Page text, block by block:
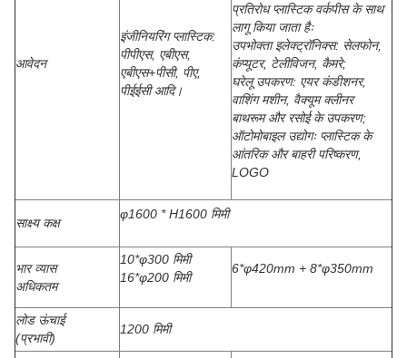
आवेदन
इंजीनियरिंग प्लास्टिक:
पीपीएस, एबीएस,
एबीएस+पीसी, पीए,
पीईईसी आदि।
प्रतिरोध प्लास्टिक वर्कपीस के साथ
लागू किया जाता हैः
उपभोक्ता इलेक्ट्रॉनिक्स: सेलफोन,
कंप्यूटर, टेलीविजन, कैमरे;
घरेलू उपकरण: एयर कंडीशनर,
वाशिंग मशीन, वैक्यूम क्लीनर
बाथरूम और रसोई के उपकरण;
ऑटोमोबाइल उद्योगः प्लास्टिक के
आंतरिक और बाहरी परिष्करण,
LOGO
साक्ष्य कक्ष
φ1600 * H1600 मिमी
भार व्यास
अधिकतम
10*φ300 मिमी
16*φ200 मिमी
6*φ420mm + 8*φ350mm
लोड ऊंचाई
(प्रभावी)
1200 मिमी